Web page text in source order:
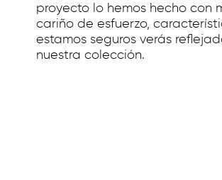
proyecto lo hemos hecho con
cariño de esfuerzo,
estamos seguros verás
nuestra colección.